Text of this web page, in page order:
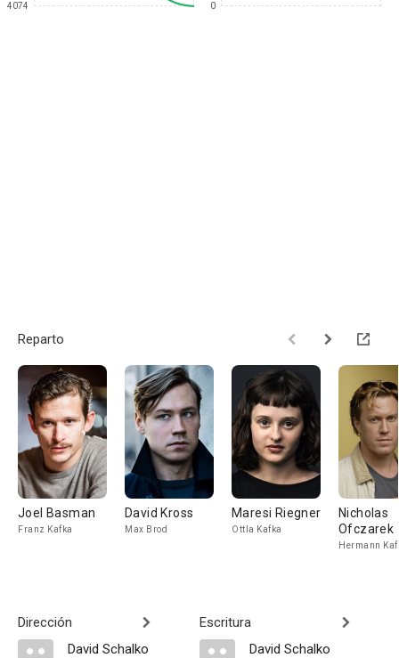
4074 0
Reparto
Joel Basman
Franz Kafka
David Kross
Max Brod
Maresi Riegner
Ottla Kafka
Nicholas
Ofczarek
Hermann
Dirección
David Schalko
Escritura
David Schalko